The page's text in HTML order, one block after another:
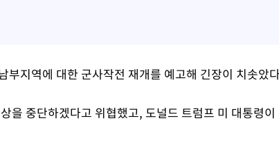
부지역에 대한 군사작전 재개를 예고해 긴장이 치솟았
을 중단하겠다고 위협했고, 도널드 트럼프 미 대통령이